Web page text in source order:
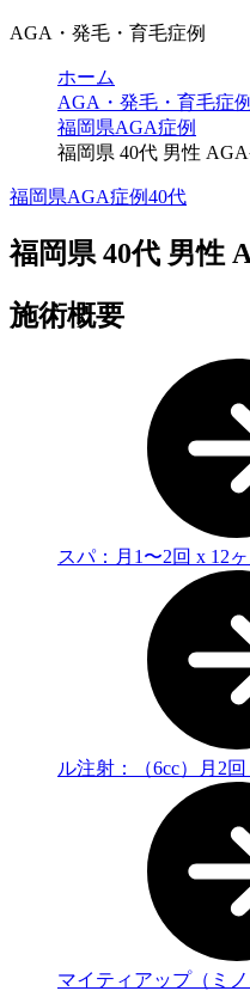
AGA・発毛・育毛症例
ホーム
AGA・発毛・育毛症例
福岡県AGA症例
福岡県 40代 男性
福岡県AGA症例40代
福岡県 40代 男性
施術概要
スパ：月1〜2回 x 12
ル注射：（6cc）月2回
マイティアップ（ミ